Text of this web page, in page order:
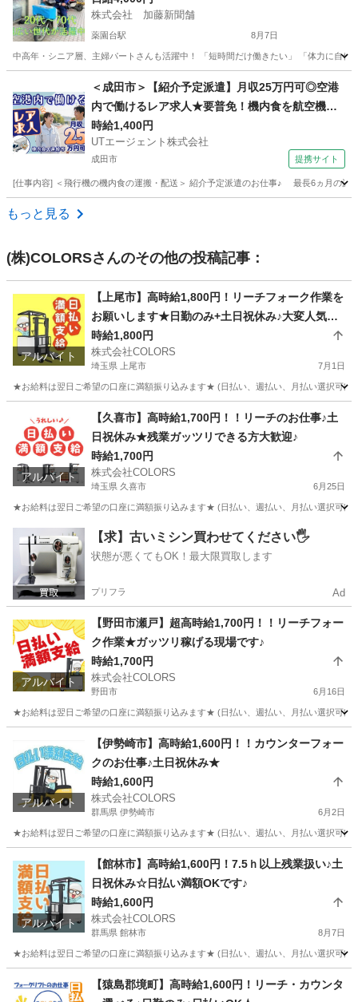
株式会社 加藤新聞舗
薬園台駅 8月7日
中高年・シニア層、主婦パートさんも活躍中！ 「短時間だけ働きたい」 「体力に自
薬園台駅 新聞配達 スタッフ
＜成田市＞【紹介予定派遣】月収25万円可◎空港
内で働けるレア求人★要普免！機内食を航空機へ
搬入するお仕事！【履歴書不要☆オンライン面接
OK】【入社キャンペーン実施中！】
時給1,400円
UTエージェント株式会社
成田市 提携サイト
[仕事内容] ＜飛行機の機内食の運搬・配送＞ 紹介予定派遣のお仕事♪ 最長6ヵ月の
千葉 成田市
もっと見る
(株)COLORSさんのその他の投稿記事：
アルバイト
【上尾市】高時給1,800円！リーチフォーク作業を
お願いします★日勤のみ+土日祝休み♪大変人気の
現場です！
時給1,800円
株式会社COLORS
埼玉県 上尾市 7月1日
★お給料は翌日ご希望の口座に満額振り込みます★ (日払い、週払い、月払い選択可
倉庫 時給
アルバイト
【久喜市】高時給1,700円！！リーチのお仕事♪土
日祝休み★残業ガッツリできる方大歓迎♪
時給1,700円
株式会社COLORS
埼玉県 久喜市 6月25日
★お給料は翌日ご希望の口座に満額振り込みます★ (日払い、週払い、月払い選択可
埼玉 久喜市 倉庫 時給
【求】古いミシン買わせてください🖐️
状態が悪くてもOK！最大限買取します
プリフラ Ad
アルバイト
【野田市瀬戸】超高時給1,700円！！リーチフォー
ク作業★ガッツリ稼げる現場です♪
時給1,700円
株式会社COLORS
野田市 6月16日
★お給料は翌日ご希望の口座に満額振り込みます★ (日払い、週払い、月払い選択可
倉庫 時給
アルバイト
【伊勢崎市】高時給1,600円！！カウンターフォー
クのお仕事♪土日祝休み★
時給1,600円
株式会社COLORS
群馬県 伊勢崎市 6月2日
★お給料は翌日ご希望の口座に満額振り込みます★ (日払い、週払い、月払い選択可
倉庫 時給
アルバイト
【館林市】高時給1,600円！7.5ｈ以上残業扱い♪土
日祝休み☆日払い満額OKです♪
時給1,600円
株式会社COLORS
群馬県 館林市 8月7日
★お給料は翌日ご希望の口座に満額振り込みます★ (日払い、週払い、月払い選択可
倉庫 時給
【猿島郡境町】高時給1,600円！リーチ・カウンタ